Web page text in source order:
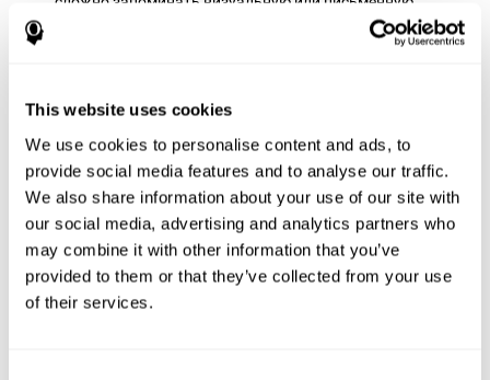
This website uses cookies
We use cookies to personalise content and ads, to
provide social media features and to analyse our traffic.
We also share information about your use of our site with
our social media, advertising and analytics partners who
may combine it with other information that you’ve
provided to them or that they’ve collected from your use
of their services.
информацию, что может затруднить обучение, чтение
удерживать в нашей памяти появляющуюся на экране
порядок, в котором загораются стимулы, чтобы затем
повторить эту последовательность. Выполняя это
упражнение, мы активируем и укрепляем нейронные
связи, задействованные в нашей невербальной памяти.
Улучшение этой когнитивной способности очень важно
для нашей повседневной жизни, поскольку данный
навык позволяет нам кодировать, хранить и быстро
восстанавливать различные виды информации тогда,